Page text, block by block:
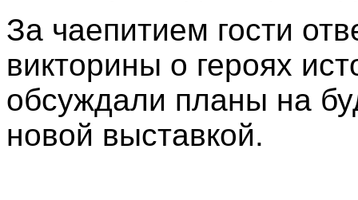
За чаепитием гости
викторины о героях
обсуждали планы на
новой выставкой.